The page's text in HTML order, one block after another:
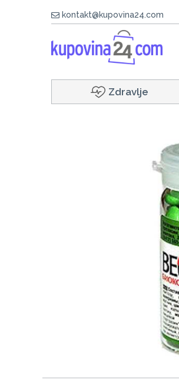
kontakt@kupovina24.com
Zdravlje